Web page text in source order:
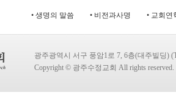
• 생명의 말씀 • 비전과사명 • 교회연
광주광역시 서구 풍암1로 7, 6층(대주빌딩)
Copyright © 광주수정교회 All rights reserved.